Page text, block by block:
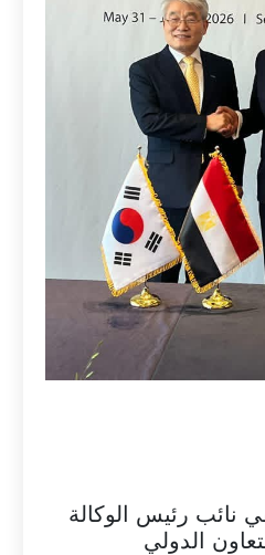
نائب رئيس الوكالة
الدولي